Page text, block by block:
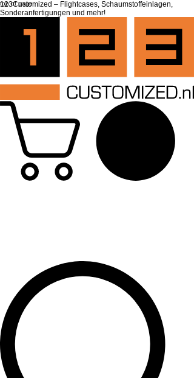
top of page
123Customized – Flightcases, Schaumstoffeinlagen,
Sonderanfertigungen und mehr!